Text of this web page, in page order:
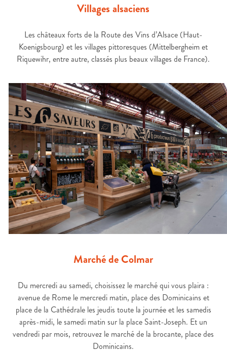
Villages alsaciens
Les châteaux forts de la Route des Vins d’Alsace (Haut-
Koenigsbourg) et les villages pittoresques (Mittelbergheim et
Riquewihr, entre autre, classés plus beaux villages de France).
Marché de Colmar
Du mercredi au samedi, choisissez le marché qui vous plaira :
avenue de Rome le mercredi matin, place des Dominicains et
place de la Cathédrale les jeudis toute la journée et les samedis
après-midi, le samedi matin sur la place Saint-Joseph. Et un
vendredi par mois, retrouvez le marché de la brocante, place des
Dominicains.